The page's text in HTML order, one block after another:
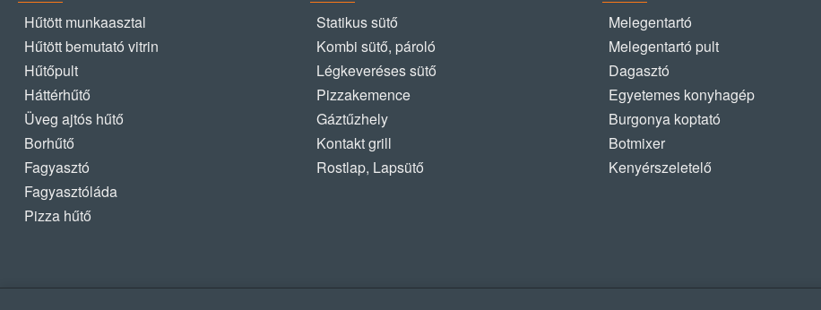
Hűtött munkaasztal
Hűtött bemutató vitrin
Hűtőpult
Háttérhűtő
Üveg ajtós hűtő
Borhűtő
Fagyasztó
Fagyasztóláda
Pizza hűtő
Statikus sütő
Kombi sütő, pároló
Légkeveréses sütő
Pizzakemence
Gáztűzhely
Kontakt grill
Rostlap, Lapsütő
Melegentartó
Melegentartó pult
Dagasztó
Egyetemes konyhagép
Burgonya koptató
Botmixer
Kenyérszeletelő